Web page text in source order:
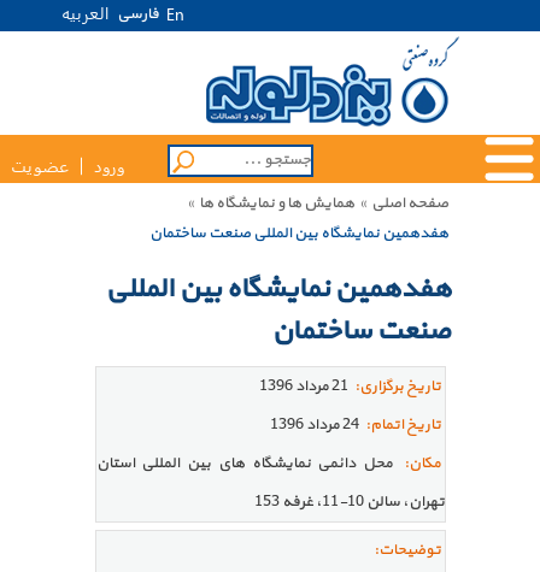
En فارسی العربیه
ورود عضویت
صفحه اصلی » همایش ها و نمایشگاه ها »
هفدهمین نمایشگاه بین المللی صنعت ساختمان
هفدهمین نمایشگاه بین المللی
صنعت ساختمان
تاریخ برگزاری: 21 مرداد 1396
تاریخ اتمام: 24 مرداد 1396
مکان: محل دائمی نمایشگاه های بین المللی استان
تهران، سالن 10-11، غرفه 153
توضیحات: